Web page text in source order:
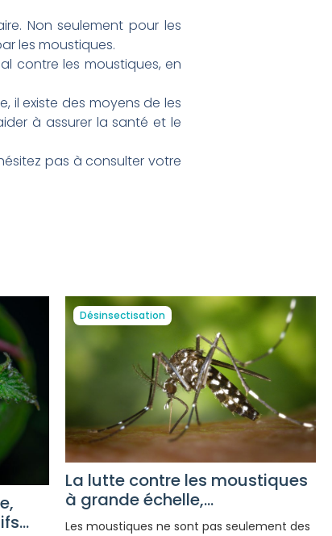
Non seulement pour les
les moustiques.
contre les moustiques, en
il existe des moyens de les
à assurer la santé et le
pas à consulter votre
Désinsectisation
La lutte contre les moustiques
à grande échelle,...
Les moustiques ne sont pas seulement des